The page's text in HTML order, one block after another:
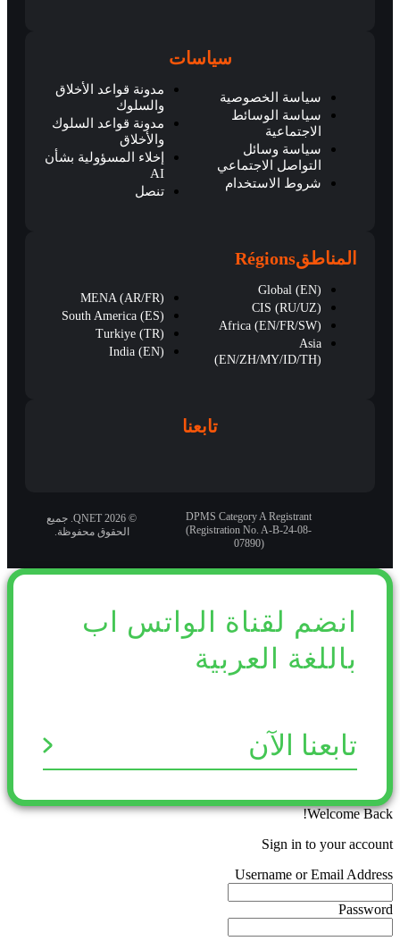
سياسات
سياسة الخصوصية
سياسة الوسائط
الاجتماعية
سياسة وسائل
التواصل الاجتماعي
شروط الاستخدام
مدونة قواعد الأخلاق
والسلوك
مدونة قواعد السلوك
والأخلاق
إخلاء المسؤولية بشأن
AI
تنصل
المناطقRégions
Global (EN)
CIS (RU/UZ)
Africa (EN/FR/SW)
Asia
(EN/ZH/MY/ID/TH)
MENA (AR/FR)
South America (ES)
Turkiye (TR)
India (EN)
تابعنا
© 2026 QNET. جميع
الحقوق محفوظة.
DPMS Category A Registrant
(Registration No. A-B-24-08-
07890)
انضم لقناة الواتس اب
باللغة العربية
تابعنا الآن
Welcome Back!
Sign in to your account
Username or Email Address
Password